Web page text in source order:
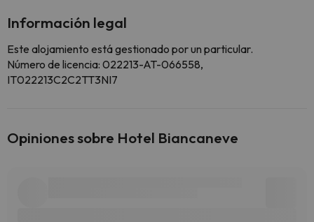
Información legal
Este alojamiento está gestionado por un particular.
Número de licencia: 022213-AT-066558,
IT022213C2C2TT3NI7
Opiniones sobre Hotel Biancaneve